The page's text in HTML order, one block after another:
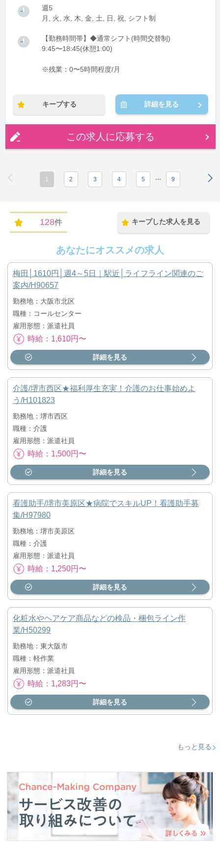
週5
月, 火, 水, 木, 金, 土, 日, 祝, シフト制
【勤務時間帯】◆通常シフト(時間交替制)
9:45〜18:45(休憩1:00)
※残業：0〜5時間程度/月
キープする 詳細を見る
この求人に応募する
1 2 3 4 5 ... 9
128件 キープした求人を見る
あなたにオススメの求人
梅田│1610円│週4～5日｜駅近│ライフライン関連のご
案内/H90657
勤務地：大阪市北区
職種：コールセンター
雇用形態：派遣社員
時給：1,610円〜
詳細を見る
介護/堺市西区★福利厚生充実！介護のお仕事始めよ
う/H101823
勤務地：堺市西区
職種：介護
雇用形態：派遣社員
時給：1,500円〜
詳細を見る
看護助手/堺市美原区★病院でスキルUP！看護助手募
集/H97980
勤務地：堺市美原区
職種：介護
雇用形態：派遣社員
時給：1,250円〜
詳細を見る
化粧水やヘアケア商品などの検品・梱包ライン作
業/H50299
勤務地：東大阪市
職種：軽作業
雇用形態：派遣社員
時給：1,283円〜
詳細を見る
もっと見る